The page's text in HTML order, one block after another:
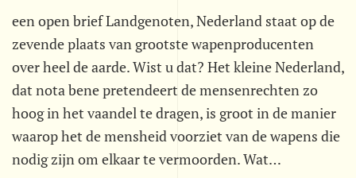
een open brief Landgenoten, Nederland staat op de
zevende plaats van grootste wapenproducenten
over heel de aarde. Wist u dat? Het kleine Nederland,
dat nota bene pretendeert de mensenrechten zo
hoog in het vaandel te dragen, is groot in de manier
waarop het de mensheid voorziet van de wapens die
nodig zijn om elkaar te vermoorden. Wat…